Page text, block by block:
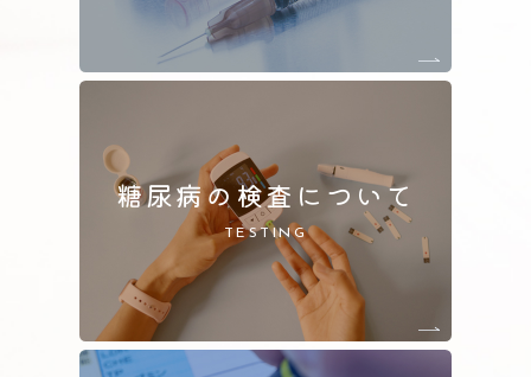
糖尿病の検査について
TESTING